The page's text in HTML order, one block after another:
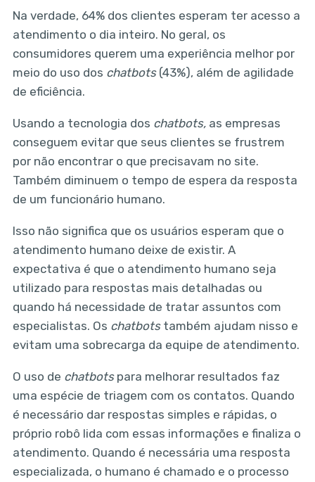
Na verdade, 64% dos clientes esperam ter acesso a
atendimento o dia inteiro. No geral, os
consumidores querem uma experiência melhor por
meio do uso dos chatbots(43%), além de agilidade
de eficiência.
Usando a tecnologia dos chatbots,as empresas
conseguem evitar que seus clientes se frustrem
por não encontrar o que precisavam no site.
Também diminuem o tempo de espera da resposta
de um funcionário humano.
Isso não significa que os usuários esperam que o
atendimento humano deixe de existir. A
expectativa é que o atendimento humano seja
utilizado para respostas mais detalhadas ou
quando há necessidade de tratar assuntos com
especialistas. Os chatbotstambém ajudam nisso e
evitam uma sobrecarga da equipe de atendimento.
O uso de chatbotspara melhorar resultados faz
uma espécie de triagem com os contatos. Quando
é necessário dar respostas simples e rápidas, o
próprio robô lida com essas informações e finaliza o
atendimento. Quando é necessária uma resposta
especializada, o humano é chamado e o processo